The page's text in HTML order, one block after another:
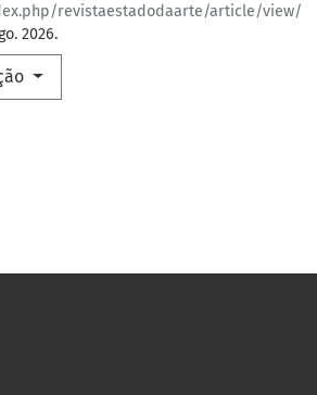
revistaestadodaarte/article/view/
2026.